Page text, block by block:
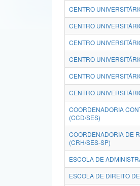
CENTRO
CENTRO
CENTRO
CENTRO
CENTRO
COORDENADORIA
(CCD/SES)
COORDENADORIA DE
(CRH/SES-SP)
ESCOLA DE
ESCOLA DE DIREITO